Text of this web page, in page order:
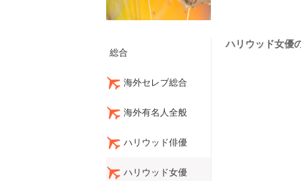
総合
海外セレブ総合
海外有名人全般
ハリウッド俳優
ハリウッド女優
ハリウッド女優